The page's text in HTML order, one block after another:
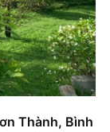
Thành, Bình